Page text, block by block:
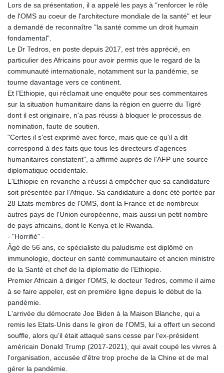
IRR
1590322.371805
ISK 142.598215
JMD 183.057725
JOD 0.819746
JPY 182.445186
KES 149.158147
KGS 101.104505
KHR 4681.941823
KMF 492.514185
KWD 0.356853
KYD 0.960588
KZT 540.233287
LBP
103223.017367
LKR 386.635196
LRD 208.057415
LSL 18.726567
LVL 0.699335
LYD 7.331909
MAD 10.743067
MDL 20.044751
MGA 4918.938878
MMK 2427.363841
MNT 4157.293457
MOP 9.314584
MRU 46.338424
MUR 54.419742
Lors de sa présentation, il a appelé les pays à "renforcer le rôle
de l'OMS au coeur de l'architecture mondiale de la santé" et leur
a demandé de reconnaître "la santé comme un droit humain
fondamental".
Le Dr Tedros, en poste depuis 2017, est très apprécié, en
particulier des Africains pour avoir permis que le regard de la
communauté internationale, notamment sur la pandémie, se
tourne davantage vers ce continent.
Et l'Ethiopie, qui réclamait une enquête pour ses commentaires
sur la situation humanitaire dans la région en guerre du Tigré
dont il est originaire, n'a pas réussi à bloquer le processus de
nomination, faute de soutien.
"Certes il s'est exprimé avec force, mais que ce qu'il a dit
correspond à des faits que tous les directeurs d'agences
humanitaires constatent", a affirmé auprès de l'AFP une source
diplomatique occidentale.
L'Ethiopie en revanche a réussi à empêcher que sa candidature
soit présentée par l'Afrique. Sa candidature a donc été portée par
28 Etats membres de l'OMS, dont la France et de nombreux
autres pays de l'Union européenne, mais aussi un petit nombre
de pays africains, dont le Kenya et le Rwanda.
- "Horrifié" -
Âgé de 56 ans, ce spécialiste du paludisme est diplômé en
immunologie, docteur en santé communautaire et ancien ministre
de la Santé et chef de la diplomatie de l'Ethiopie.
Premier Africain à diriger l'OMS, le docteur Tedros, comme il aime
à se faire appeler, est en première ligne depuis le début de la
pandémie.
L'arrivée du démocrate Joe Biden à la Maison Blanche, qui a
remis les Etats-Unis dans le giron de l'OMS, lui a offert un second
souffle, alors qu'il était attaqué sans cesse par l'ex-président
américain Donald Trump (2017-2021), qui avait coupé les vivres à
l'organisation, accusée d'être trop proche de la Chine et de mal
gérer la pandémie.